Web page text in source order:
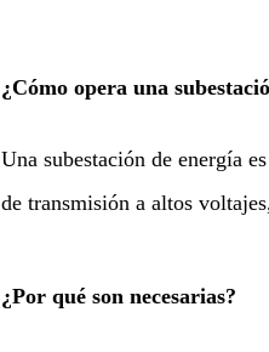
¿Cómo opera una
Una subestación de energía
de transmisión a altos
¿Por qué son necesarias?